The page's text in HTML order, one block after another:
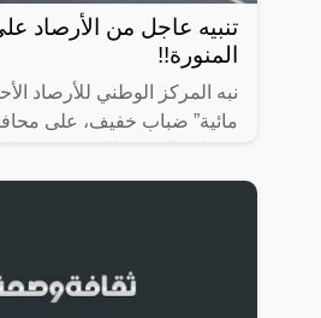
تنبيه عاجل من الأرصاد
المنورة!!
نبه المركز الوطني للأرصاد
مائية” ضباب خفيف، على
مدى الرؤية الأُفقية ( 3-5 )